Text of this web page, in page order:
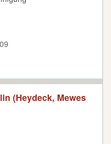
(Heydeck, Mewes